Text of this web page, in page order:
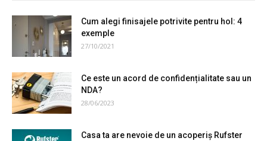
Cum alegi finisajele potrivite pentru hol: 4
exemple
27/10/2021
Ce este un acord de confidențialitate sau un
NDA?
28/06/2023
Casa ta are nevoie de un acoperiș Rufster